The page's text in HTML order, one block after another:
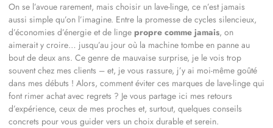
On se l’avoue rarement, mais choisir un lave-linge, ce n’est jamais
aussi simple qu’on l’imagine. Entre la promesse de cycles silencieux,
d’économies d’énergie et de linge propre comme jamais, on
aimerait y croire… jusqu’au jour où la machine tombe en panne au
bout de deux ans. Ce genre de mauvaise surprise, je le vois trop
souvent chez mes clients – et, je vous rassure, j’y ai moi-même goûté
dans mes débuts ! Alors, comment éviter ces marques de lave-linge qui
font rimer achat avec regrets ? Je vous partage ici mes retours
d’expérience, ceux de mes proches et, surtout, quelques conseils
concrets pour vous guider vers un choix durable et serein.